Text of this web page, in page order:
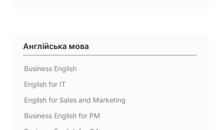
Англійська мова
Business English
English for IT
English for Sales and Marketing
Business English for PM